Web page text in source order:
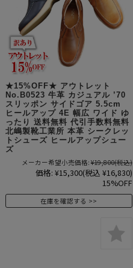
★15%OFF★ アウトレット
No.B0523 牛革 カジュアル ’70
スリッポン サイドゴア 5.5cm
ヒールアップ 4E 幅広 ワイド ゆ
ったり 送料無料 代引手数料無料
北嶋製靴工業所 本革 シークレッ
トシューズ ヒールアップシュー
ズ
メーカー希望小売価格:¥19,800(税込)
価格: ¥15,300(税込 ¥16,830)
15%OFF
在庫を確認する